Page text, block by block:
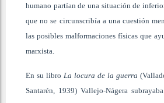
humano partían de una situación de
que no se circunscribía a una cuestión
las posibles malformaciones físicas que
marxista.
En su libro La locura de la guerra
Santarén, 1939) Vallejo-Nágera